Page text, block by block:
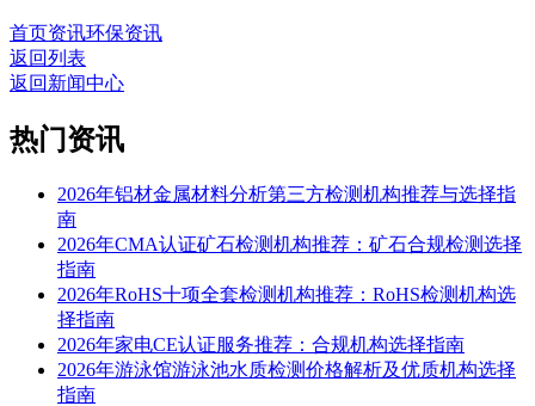
首页资讯环保资讯
返回列表
返回新闻中心
热门资讯
2026年铝材金属材料分析第三方检测机构推荐与选择指
南
2026年CMA认证矿石检测机构推荐：矿石合规检测选择
指南
2026年RoHS十项全套检测机构推荐：RoHS检测机构选
择指南
2026年家电CE认证服务推荐：合规机构选择指南
2026年游泳馆游泳池水质检测价格解析及优质机构选择
指南